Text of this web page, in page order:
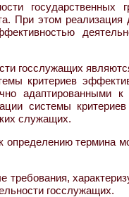
государственных
При этом реализация
госслужащих
критериев
адаптированными к
системы
служащих.
определению термина
требования,
госслужащих.